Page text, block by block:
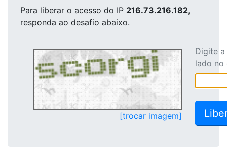
Para liberar o acesso do IP 216.73.216.182,
responda ao desafio abaixo.
[trocar imagem]
Digite
lado no